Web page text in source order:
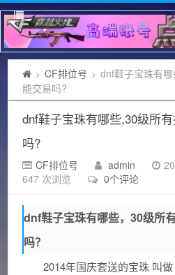
> CF排位号 > dnf鞋子宝珠有
能交易吗?
dnf鞋子宝珠有哪些,30级所
吗?
CF排位号 admin
647 次浏览
0个评论
dnf鞋子宝珠有哪些，30级所
吗？
2014年国庆套送的宝珠 叫